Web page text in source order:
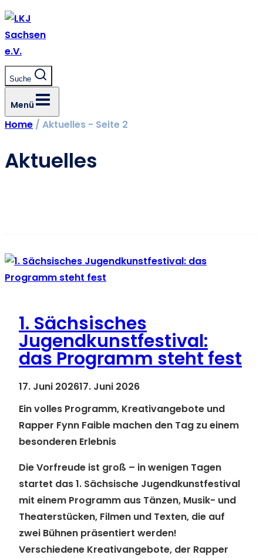
Zum
Inhalt
springen
Suche
Menü
Home / Aktuelles - Seite 2
Aktuelles
1. Sächsisches
Jugendkunstfestival:
das Programm steht fest
17. Juni 202617. Juni 2026
Ein volles Programm, Kreativangebote und
Rapper Fynn Faible machen den Tag zu einem
besonderen Erlebnis
Die Vorfreude ist groß – in wenigen Tagen
startet das 1. Sächsische Jugendkunstfestival
mit einem Programm aus Tänzen, Musik- und
Theaterstücken, Filmen und Texten, die auf
zwei Bühnen präsentiert werden!
Verschiedene Kreativangebote, der Rapper